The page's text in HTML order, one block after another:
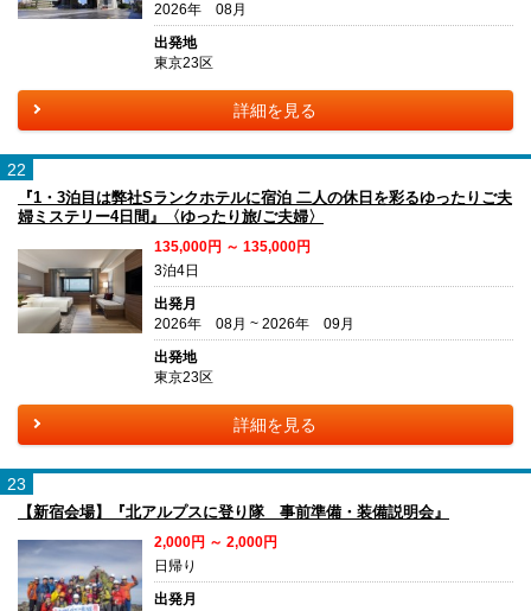
2026年 08月
出発地
東京23区
詳細を見る
22
『1・3泊目は弊社Sランクホテルに宿泊 二人の休日を彩るゆったりご夫
婦ミステリー4日間』〈ゆったり旅/ご夫婦〉
135,000円 ～ 135,000円
3泊4日
出発月
2026年 08月 ~ 2026年 09月
出発地
東京23区
詳細を見る
23
【新宿会場】『北アルプスに登り隊 事前準備・装備説明会』
2,000円 ～ 2,000円
日帰り
出発月